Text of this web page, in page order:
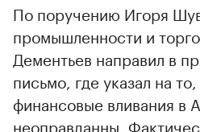
00:00 / 00:00
По поручению Игоря
промышленности и
Дементьев направил в
письмо, где указал на
финансовые вливания в
неоправданны.